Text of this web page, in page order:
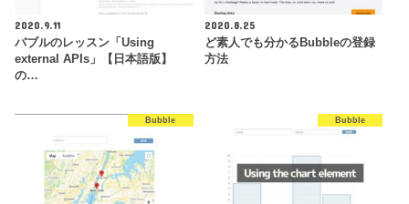
2020.9.11
バブルのレッスン「Using
external APIs」【日本語版】
の…
2020.8.25
ど素人でも分かるBubbleの登録
方法
Bubble Bubble